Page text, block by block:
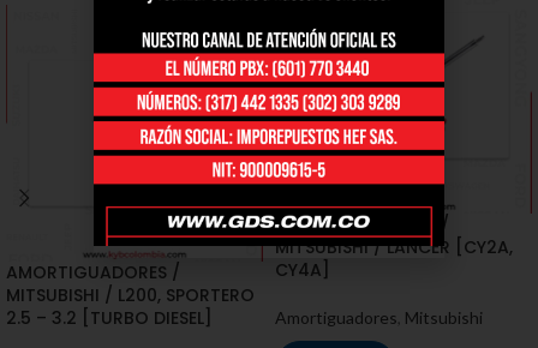
AMORTIGUADORES /
MITSUBISHI / L200, SPORTERO
2.5 – 3.2 [TURBO DIESEL]
AMORTIGUADORES /
MITSUBISHI / LANCER [CY2A,
CY4A]
Amortiguadores Mitsubishi